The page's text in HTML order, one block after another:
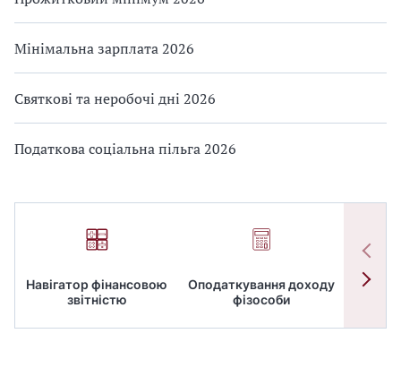
Мінімальна зарплата 2026
Святкові та неробочі дні 2026
Податкова соціальна пільга 2026
Навігатор фінансовою
звітністю
Оподаткування доходу
фізособи